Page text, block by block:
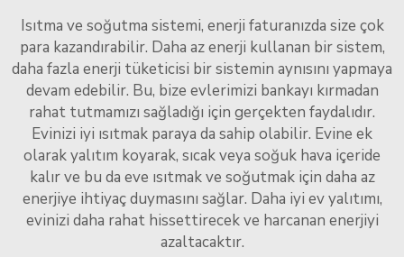
Isıtma ve soğutma sistemi, enerji faturanızda size çok
para kazandırabilir. Daha az enerji kullanan bir sistem,
daha fazla enerji tüketicisi bir sistemin aynısını yapmaya
devam edebilir. Bu, bize evlerimizi bankayı kırmadan
rahat tutmamızı sağladığı için gerçekten faydalıdır.
Evinizi iyi ısıtmak paraya da sahip olabilir. Evine ek
olarak yalıtım koyarak, sıcak veya soğuk hava içeride
kalır ve bu da eve ısıtmak ve soğutmak için daha az
enerjiye ihtiyaç duymasını sağlar. Daha iyi ev yalıtımı,
evinizi daha rahat hissettirecek ve harcanan enerjiyi
azaltacaktır.